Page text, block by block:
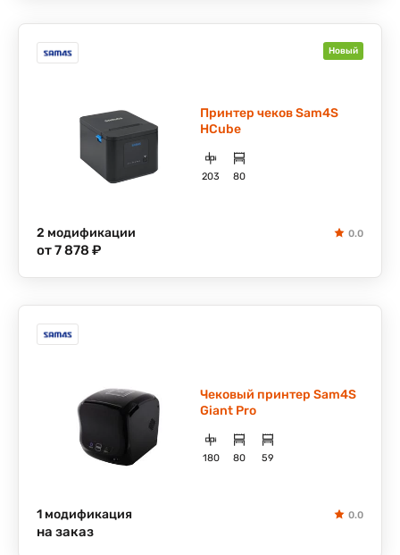
Новый
Принтер чеков Sam4S
HCube
203 80
2 модификации 0.0
от 7 878 ₽
Чековый принтер Sam4S
Giant Pro
180 80 59
1 модификация 0.0
на заказ